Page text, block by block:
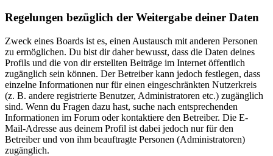
Regelungen bezüglich der Weitergabe deiner Daten
Zweck eines Boards ist es, einen Austausch mit anderen Personen
zu ermöglichen. Du bist dir daher bewusst, dass die Daten deines
Profils und die von dir erstellten Beiträge im Internet öffentlich
zugänglich sein können. Der Betreiber kann jedoch festlegen, dass
einzelne Informationen nur für einen eingeschränkten Nutzerkreis
(z. B. andere registrierte Benutzer, Administratoren etc.) zugänglich
sind. Wenn du Fragen dazu hast, suche nach entsprechenden
Informationen im Forum oder kontaktiere den Betreiber. Die E-
Mail-Adresse aus deinem Profil ist dabei jedoch nur für den
Betreiber und von ihm beauftragte Personen (Administratoren)
zugänglich.